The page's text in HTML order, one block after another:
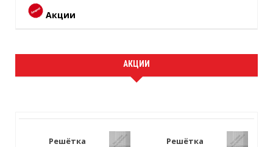
Акции
АКЦИИ
Решётка
Решётка